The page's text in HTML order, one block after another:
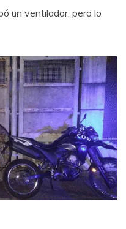
un ventilador, pero lo